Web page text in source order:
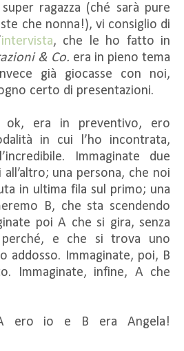
ragazza (ché sarà pure
che nonna!), vi consiglio di
intervista, che le ho fatto in
& Co. era in pieno tema
già giocasse con noi,
certo di presentazioni.
ok, era in preventivo, ero
in cui l’ho incontrata,
Immaginate due
una persona, che noi
in ultima fila sul primo; una
B, che sta scendendo
poi A che si gira, senza
e che si trova uno
addosso. Immaginate, poi, B
Immaginate, infine, A che
ero io e B era Angela!